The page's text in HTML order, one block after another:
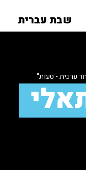
שבת עברית
ערכית - טעות"